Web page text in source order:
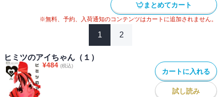
まとめてカート
※無料、予約、入荷通知のコンテンツはカートに追加されません。
1 2
ヒミツのアイちゃん（１）
¥484 (税込)
カートに入れる
試し読み